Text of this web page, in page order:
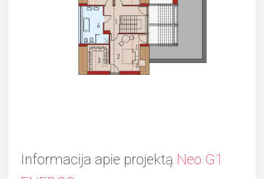
Informacija apie projektą Neo G1